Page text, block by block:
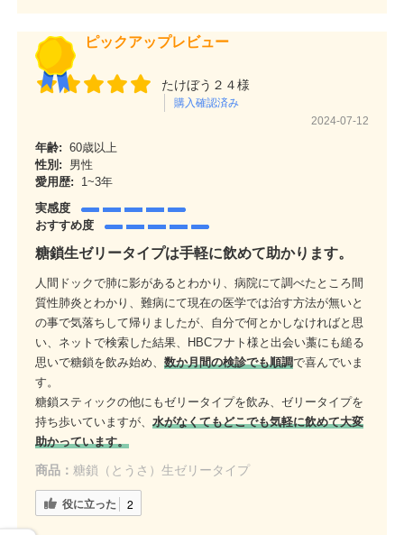
ピックアップレビュー
たけぼう２４様
購入確認済み
2024-07-12
年齢: 60歳以上
性別:
男性
愛用歴:
1~3年
実感度
おすすめ度
糖鎖生ゼリータイプは手軽に飲めて助かります。
人間ドックで肺に影があるとわかり、病院にて調べたところ間
質性肺炎とわかり、難病にて現在の医学では治す方法が無いと
の事で気落ちして帰りましたが、自分で何とかしなければと思
い、ネットで検索した結果、HBCフナト様と出会い藁にも縋る
思いで糖鎖を飲み始め、 数か月間の検診でも順調で喜んでいま
す。
糖鎖スティックの他にもゼリータイプを飲み、ゼリータイプを
持ち歩いていますが、 水がなくてもどこでも気軽に飲めて大変
助かっています。
商品： 糖鎖（とうさ）生ゼリータイプ
役に立った 2